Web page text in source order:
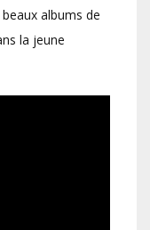
beaux albums de
la jeune